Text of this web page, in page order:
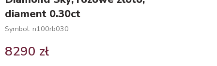
diament 0.30ct
Symbol: n100rb030
8290 zł